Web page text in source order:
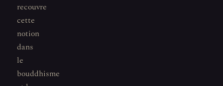
recouvre
cette
notion
dans
le
bouddhisme